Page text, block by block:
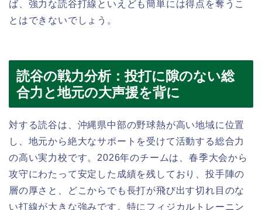
ば、強力な読谷打線といえども簡単には得点を奪うこ
とはできないでしょう。
読谷の戦力分析：投打に隙のない総
合力と地元の大声援を背に
対する読谷は、沖縄県中部の野球熱が高い地域に位置
し、地元から絶大なサポートを受けて活動する総合力
の高い実力校です。2026年のチームは、春季大会から
攻守にわたって安定した成績を残しており、投手陣の
層の厚さと、どこからでも長打が飛び出す切れ目のな
い打線が大きな強みです。特にフィジカルトレーニン